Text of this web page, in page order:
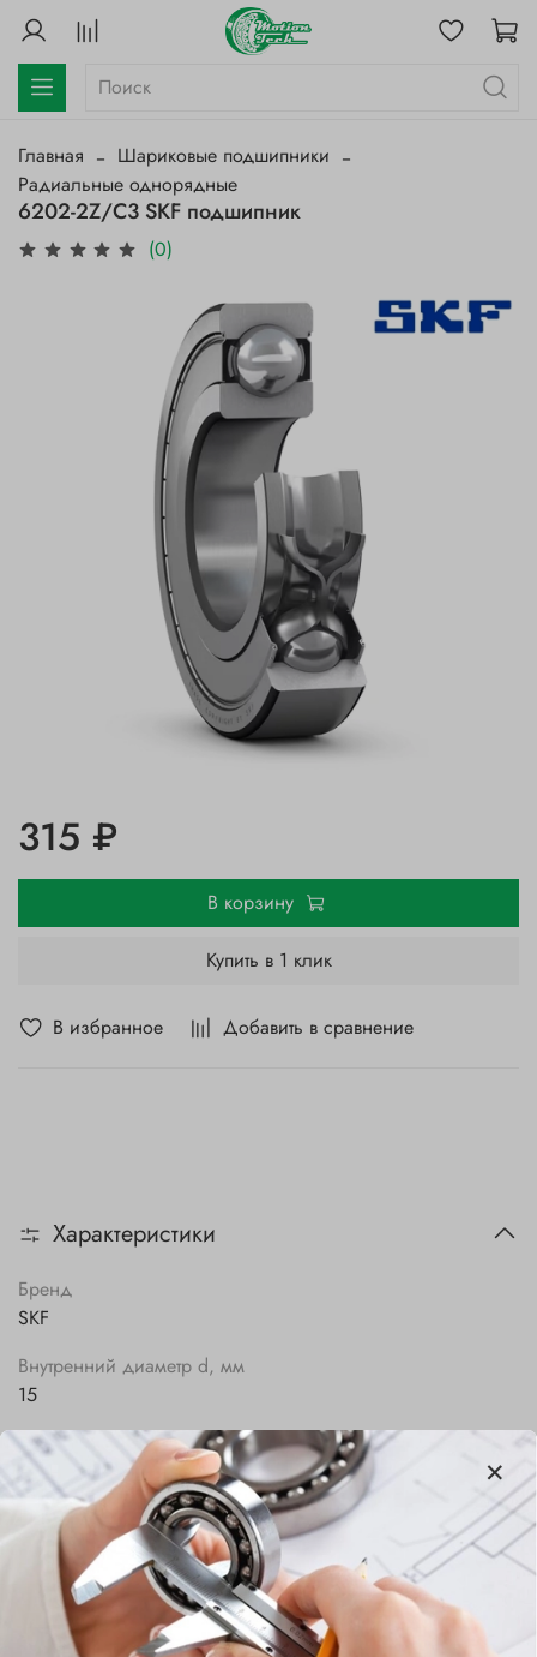
Главная
Шариковые подшипники
Радиальные однорядные
6202-2Z/C3 SKF подшипник
(0)
В избранное Добавить в сравнение
315 ₽
В корзину
Купить в 1 клик
Характеристики
Бренд
SKF
Внутренний диаметр d, мм
15
Наружный диаметр D, мм
35
Ширина B, мм
Сепаратор
Стальной